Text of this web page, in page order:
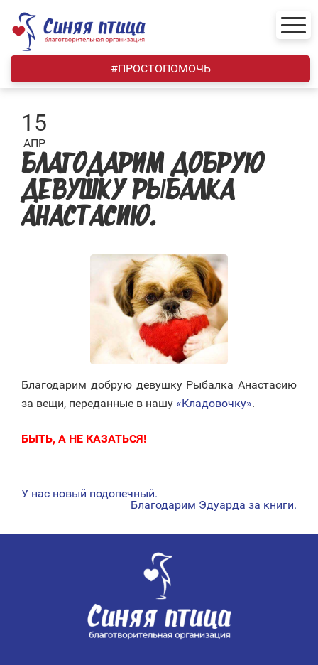
content
#ПРОСТОПОМОЧЬ
15
АПР
БЛАГОДАРИМ ДОБРУЮ
ДЕВУШКУ РЫБАЛКА
АНАСТАСИЮ.
Благодарим добрую девушку Рыбалка Анастасию
за вещи, переданные в нашу «Кладовочку».
БЫТЬ, А НЕ КАЗАТЬСЯ!
НАВИГАЦИЯ
У нас новый подопечный.
Благодарим Эдуарда за книги.